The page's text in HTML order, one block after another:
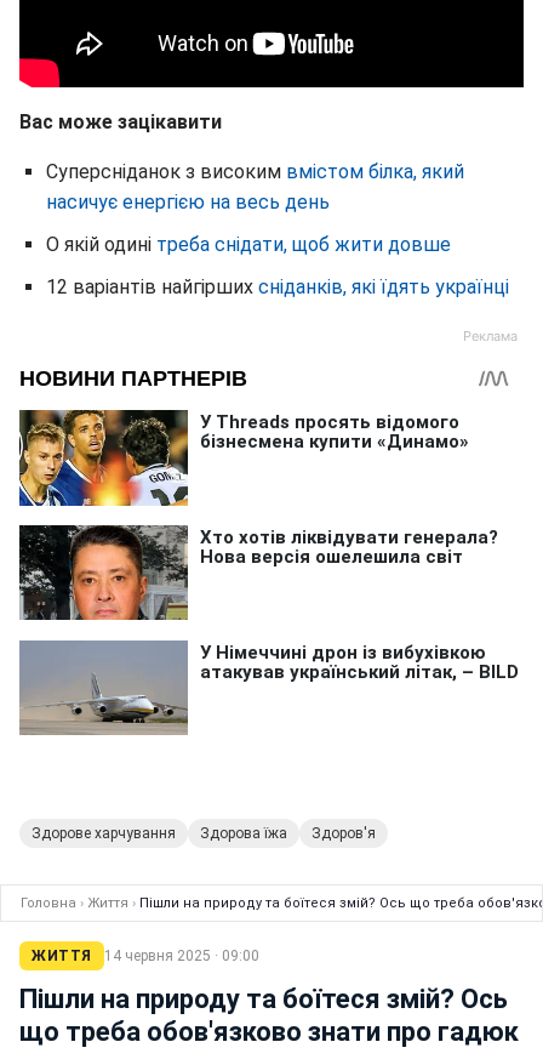
Вас може зацікавити
Суперсніданок з високим вмістом білка, який
насичує енергією на весь день
О якій одині треба снідати, щоб жити довше
12 варіантів найгірших сніданків, які їдять українці
Здорове харчування Здорова їжа Здоров'я
Головна › Життя › Пішли на природу та боїтеся змій? Ось що треба
ЖИТТЯ 14 червня 2025 · 09:00
Пішли на природу та боїтеся змій? Ось
що треба обов'язково знати про гадюк